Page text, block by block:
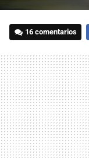
16 comentarios